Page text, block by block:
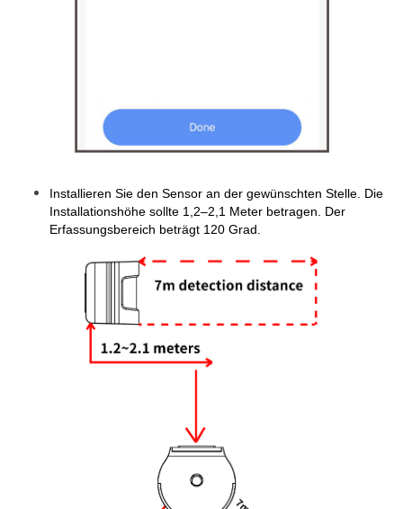
Installieren Sie den Sensor an der gewünschten Stelle. Die
Installationshöhe sollte 1,2–2,1 Meter betragen. Der
Erfassungsbereich beträgt 120 Grad.